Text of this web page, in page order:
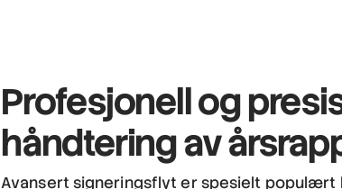
Profesjonell og
håndtering av
Avansert signeringsflyt er spesielt populært